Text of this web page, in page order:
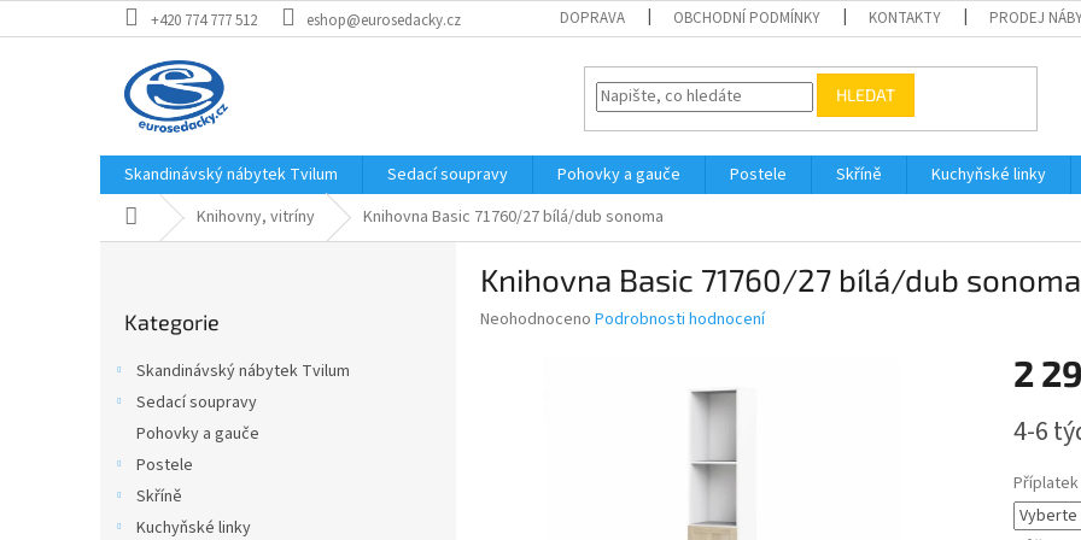
na
+420 774 777 512 eshop@eurosedacky.cz DOPRAVA OBCHODNÍ PODMÍNKY KONTAKTY PRODEJ
HLEDAT
Skandinávský nábytek Tvilum Sedací soupravy Pohovky a gauče Postele Skříně Kuchyňské linky
Domů Knihovny, vitríny Knihovna Basic 71760/27 bílá/dub sonoma
kategorie
Kategorie
Skandinávský nábytek Tvilum
Sedací soupravy
Pohovky a gauče
Postele
Skříně
Kuchyňské linky
Knihovna Basic 71760/27 bílá/dub sonoma
Průměrné
Neohodnoceno Podrobnosti hodnocení
2
cena:
4-6